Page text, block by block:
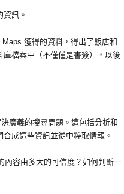
訊。
獲得的資料，得出了飯店和
檔案中（不僅僅是書簽），以後
廣義的搜尋問題。這包括分析和
成這些資訊並從中粹取情報。
內容由多大的可信度？如何判斷一